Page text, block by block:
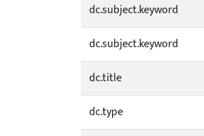
dc.subject.keyword
dc.subject.keyword
dc.title
dc.type